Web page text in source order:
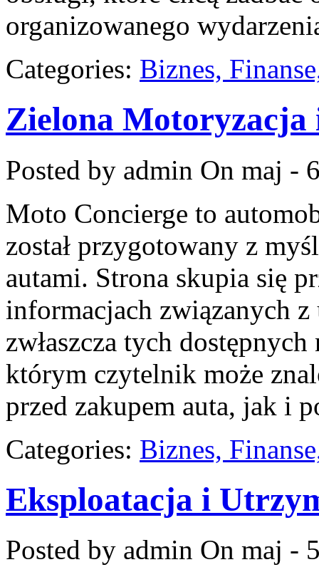
organizowanego
Categories: Biznes,
Zielona Motoryzacja
Posted by admin On maj -
Moto Concierge to
został przygotowany z
autami. Strona skupia się
informacjach związanych
zwłaszcza tych
którym czytelnik może
przed zakupem auta, jak i
Categories: Biznes,
Eksploatacja i
Posted by admin On maj -